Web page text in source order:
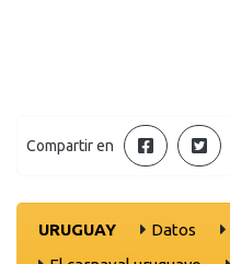
Compartir en
URUGUAY Datos